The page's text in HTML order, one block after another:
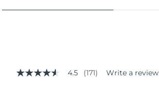
4.5
4.5 (171) Write a review